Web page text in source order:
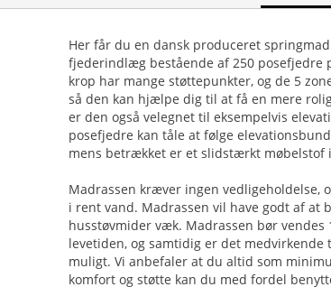
Her får du en dansk produceret
fjederindlæg bestående af 250 posefjedre
krop har mange støttepunkter, og de 5
så den kan hjælpe dig til at få en mere
er den også velegnet til eksempelvis
posefjedre kan tåle at følge
mens betrækket er et slidstærkt møbelstof
Madrassen kræver ingen vedligeholdelse,
i rent vand. Madrassen vil have godt af
husstøvmider væk. Madrassen bør
levetiden, og samtidig er det
muligt. Vi anbefaler at du altid som
komfort og støtte kan du med fordel